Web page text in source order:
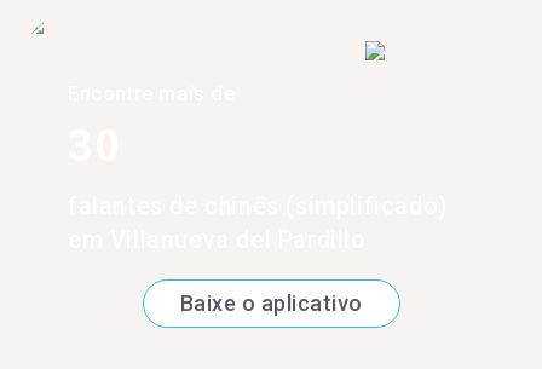
Baixe o aplicativo